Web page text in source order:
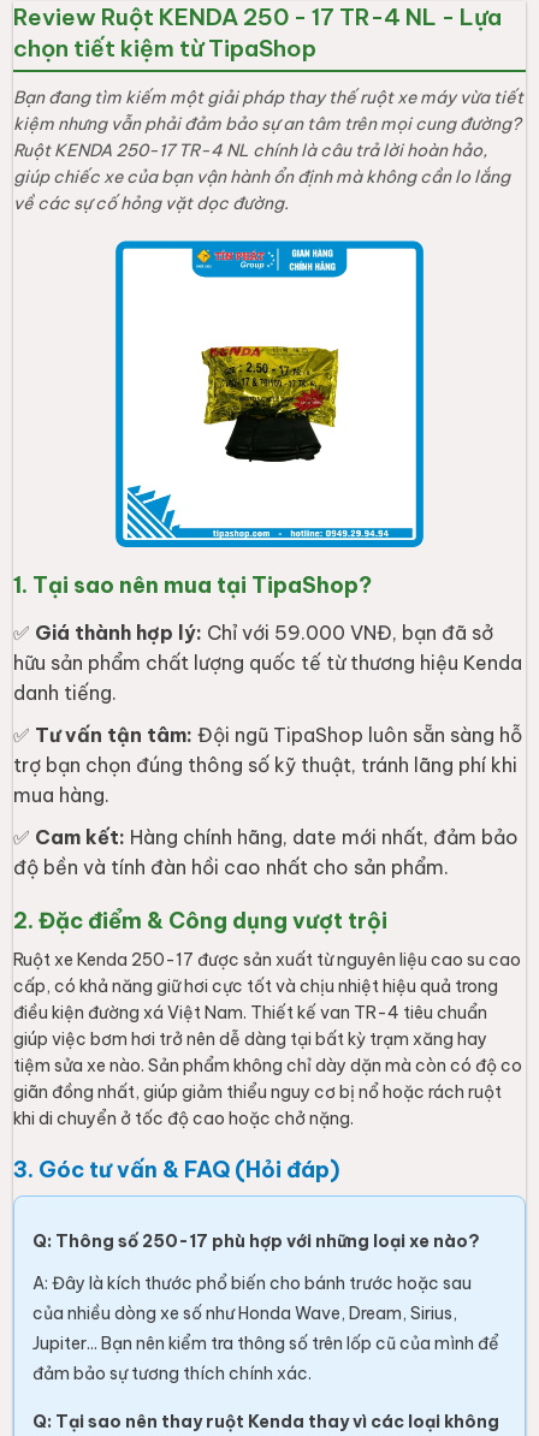
Review Ruột KENDA 250 - 17 TR-4 NL - Lựa
chọn tiết kiệm từ TipaShop
Bạn đang tìm kiếm một giải pháp thay thế ruột xe máy vừa tiết
kiệm nhưng vẫn phải đảm bảo sự an tâm trên mọi cung đường?
Ruột KENDA 250-17 TR-4 NL chính là câu trả lời hoàn hảo,
giúp chiếc xe của bạn vận hành ổn định mà không cần lo lắng
về các sự cố hỏng vặt dọc đường.
1. Tại sao nên mua tại TipaShop?
✅ Giá thành hợp lý: Chỉ với 59.000 VNĐ, bạn đã sở
hữu sản phẩm chất lượng quốc tế từ thương hiệu Kenda
danh tiếng.
✅ Tư vấn tận tâm: Đội ngũ TipaShop luôn sẵn sàng hỗ
trợ bạn chọn đúng thông số kỹ thuật, tránh lãng phí khi
mua hàng.
✅ Cam kết: Hàng chính hãng, date mới nhất, đảm bảo
độ bền và tính đàn hồi cao nhất cho sản phẩm.
2. Đặc điểm & Công dụng vượt trội
Ruột xe Kenda 250-17 được sản xuất từ nguyên liệu cao su cao
cấp, có khả năng giữ hơi cực tốt và chịu nhiệt hiệu quả trong
điều kiện đường xá Việt Nam. Thiết kế van TR-4 tiêu chuẩn
giúp việc bơm hơi trở nên dễ dàng tại bất kỳ trạm xăng hay
tiệm sửa xe nào. Sản phẩm không chỉ dày dặn mà còn có độ co
giãn đồng nhất, giúp giảm thiểu nguy cơ bị nổ hoặc rách ruột
khi di chuyển ở tốc độ cao hoặc chở nặng.
3. Góc tư vấn & FAQ (Hỏi đáp)
Q: Thông số 250-17 phù hợp với những loại xe nào?
A: Đây là kích thước phổ biến cho bánh trước hoặc sau
của nhiều dòng xe số như Honda Wave, Dream, Sirius,
Jupiter... Bạn nên kiểm tra thông số trên lốp cũ của mình để
đảm bảo sự tương thích chính xác.
Q: Tại sao nên thay ruột Kenda thay vì các loại không